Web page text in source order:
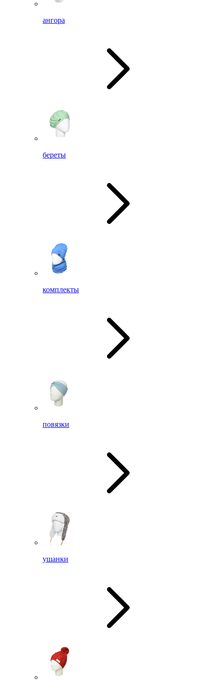
ангора
береты
комплекты
повязки
ушанки